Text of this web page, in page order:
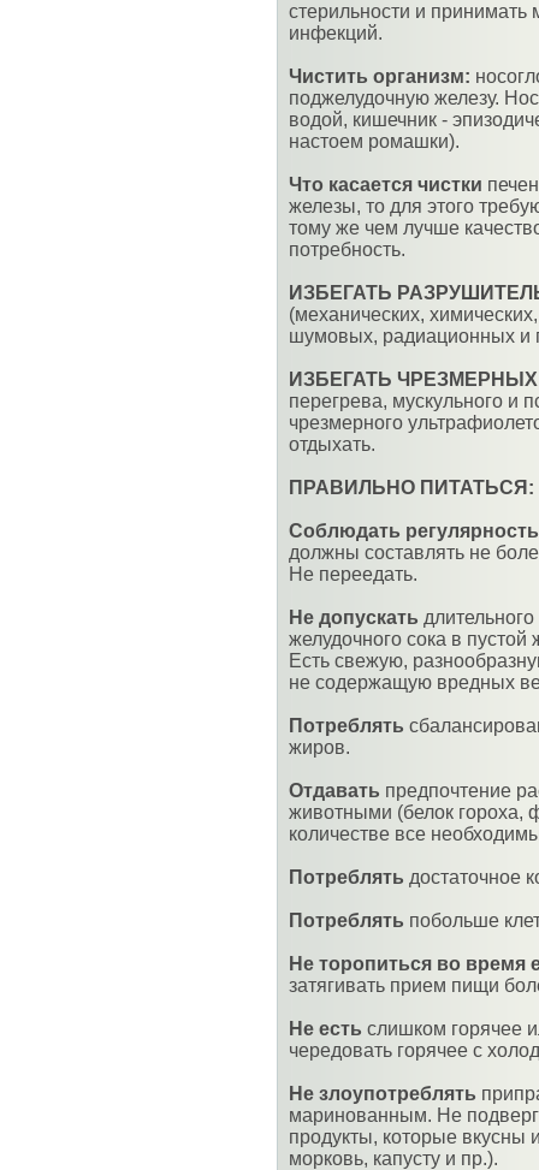
стерильности и
инфекций.
Чистить организм:
поджелудочную железу.
водой, кишечник -
настоем ромашки).
Что касается чистки
железы, то для этого
тому же чем лучше
потребность.
ИЗБЕГАТЬ
(механических,
шумовых, радиационных и
ИЗБЕГАТЬ
перегрева, мускульного и
чрезмерного
отдыхать.
ПРАВИЛЬНО ПИТАТЬСЯ:
Соблюдать
должны составлять не
Не переедать.
Не допускать
желудочного сока в пустой
Есть свежую,
не содержащую вредных
Потреблять
жиров.
Отдавать предпочтение
животными (белок гороха,
количестве все
Потреблять достаточное
Потреблять побольше
Не торопиться во время
затягивать прием пищи
Не есть слишком горячее
чередовать горячее с
Не злоупотреблять
маринованным. Не
продукты, которые
морковь, капусту и пр.).